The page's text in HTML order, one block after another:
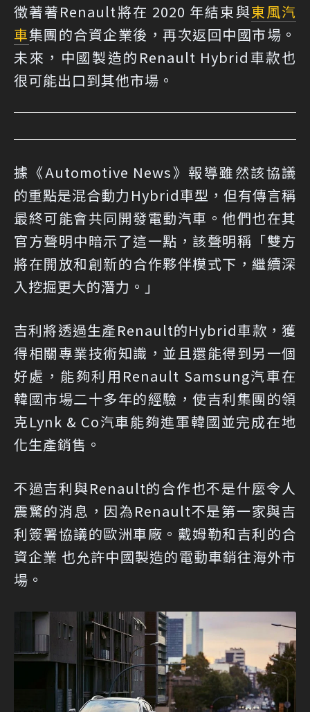
徵著著Renault將在 2020 年結束與東風汽
車集團的合資企業後，再次返回中國市場。
未來，中國製造的Renault Hybrid車款也
很可能出口到其他市場。
據《Automotive News》報導雖然該協議
的重點是混合動力Hybrid車型，但有傳言稱
最終可能會共同開發電動汽車。他們也在其
官方聲明中暗示了這一點，該聲明稱「雙方
將在開放和創新的合作夥伴模式下，繼續深
入挖掘更大的潛力。」
吉利將透過生產Renault的Hybrid車款，獲
得相關專業技術知識，並且還能得到另一個
好處，能夠利用Renault Samsung汽車在
韓國市場二十多年的經驗，使吉利集團的領
克Lynk & Co汽車能夠進軍韓國並完成在地
化生產銷售。
不過吉利與Renault的合作也不是什麼令人
震驚的消息，因為Renault不是第一家與吉
利簽署協議的歐洲車廠。戴姆勒和吉利的合
資企業 也允許中國製造的電動車銷往海外市
場。